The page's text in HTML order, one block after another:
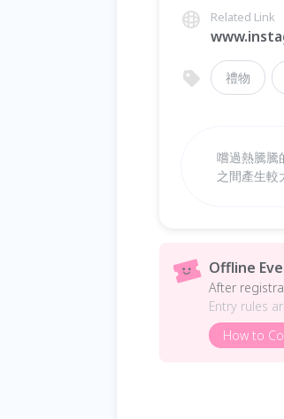
Related Link
禮物
嚐過熱騰騰
之間產生較
Offline
After
Entry rules
How to